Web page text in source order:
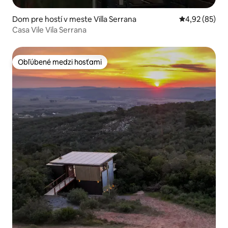
Dom pre hostí v meste Villa Serrana Priemerné
4,92 (85)
Casa Vile Vila Serrana
Obľúbené medzi hosťami
Obľúbené medzi hosťami